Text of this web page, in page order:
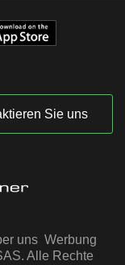
Sie uns
uns Werbung
Alle Rechte